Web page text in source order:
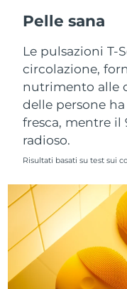
Pelle sana
Le pulsazioni T-
circolazione,
nutrimento alle
delle persone
fresca, mentre il
radioso.
Risultati basati su test sui
Slovacchia
Slovenia
Sudafrica
Corea del Sud
Spagna
Svezia
Svizzera
Taiwan